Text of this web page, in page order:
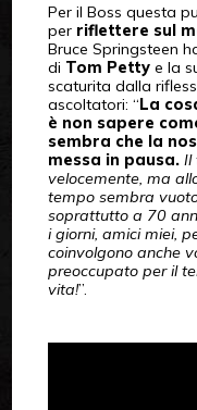
Per il Boss questa
perriflettere sul
Bruce Springsteen
di Tom Pettye la
scaturita dalla
ascoltatori: “La
è non sapere
sembra che la
messa in pausa.Il
velocemente, ma
tempo sembra
soprattutto a 70
i giorni, amici miei,
coinvolgono anche
preoccupato per il
vita!”.